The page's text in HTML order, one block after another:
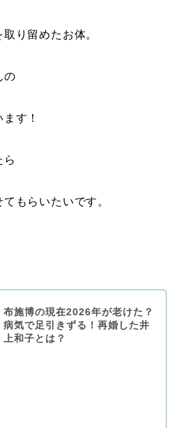
り留めたお体。
の
す！
ら
もらいたいです。
布施博の現在2026年が老けた？
病気で足引きずる！再婚した井
上和子とは？